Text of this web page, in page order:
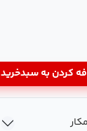
کردن به سبدخرید